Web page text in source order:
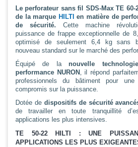
Le perforateur sans fil SDS-Max TE
de la marque HILTI en matière de
de sécurité. Cette machine
puissance de frappe exceptionnelle de
optimisé de seulement 6,4 kg sans
nouveau standard sur le marché des
Équipé de lanouvelle
performance NURON , il répond
professionnels du bâtiment pour
compromis sur la puissance.
Dotée de dispositifs de sécurité
de travailler en toute tranquillité
applications les plus intensives.
TE 50-22 HILTI : UNE
APPLICATIONS LES PLUS